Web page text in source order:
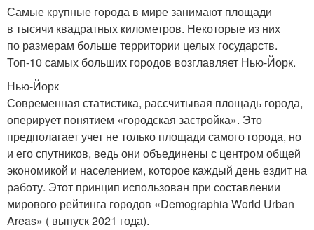
Самые крупные города в мире занимают площади
в тысячи квадратных километров. Некоторые из них
по размерам больше территории целых государств.
Топ-10 самых больших городов возглавляет Нью-Йорк.
Нью-Йорк
Современная статистика, рассчитывая площадь города,
оперирует понятием «городская застройка». Это
предполагает учет не только площади самого города, но
и его спутников, ведь они объединены с центром общей
экономикой и населением, которое каждый день ездит на
работу. Этот принцип использован при составлении
мирового рейтинга городов «Demographia World Urban
Areas» ( выпуск 2021 года).